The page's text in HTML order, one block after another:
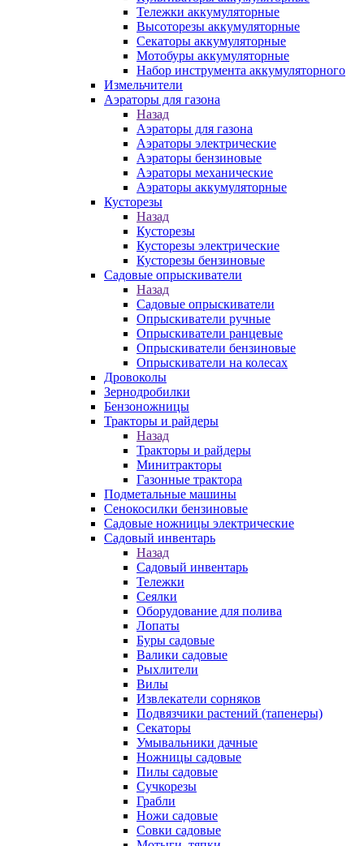
Тележки аккумуляторные
Высоторезы аккумуляторные
Секаторы аккумуляторные
Мотобуры аккумуляторные
Набор инструмента аккумуляторного
Измельчители
Аэраторы для газона
Назад
Аэраторы для газона
Аэраторы электрические
Аэраторы бензиновые
Аэраторы механические
Аэраторы аккумуляторные
Кусторезы
Назад
Кусторезы
Кусторезы электрические
Кусторезы бензиновые
Садовые опрыскиватели
Назад
Садовые опрыскиватели
Опрыскиватели ручные
Опрыскиватели ранцевые
Опрыскиватели бензиновые
Опрыскиватели на колесах
Дровоколы
Зернодробилки
Бензоножницы
Тракторы и райдеры
Назад
Тракторы и райдеры
Минитракторы
Газонные трактора
Подметальные машины
Сенокосилки бензиновые
Садовые ножницы электрические
Садовый инвентарь
Назад
Садовый инвентарь
Тележки
Сеялки
Оборудование для полива
Лопаты
Буры садовые
Валики садовые
Рыхлители
Вилы
Извлекатели сорняков
Подвязчики растений (тапенеры)
Секаторы
Умывальники дачные
Ножницы садовые
Пилы садовые
Сучкорезы
Грабли
Ножи садовые
Совки садовые